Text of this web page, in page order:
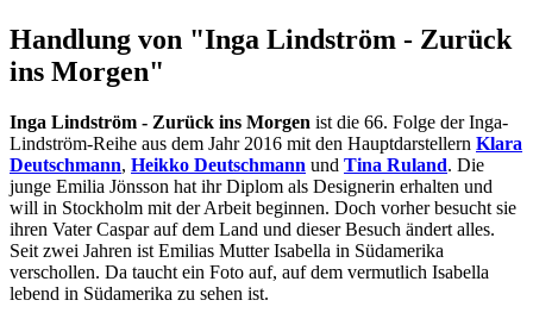
Handlung von "Inga Lindström - Zurück
ins Morgen"
Inga Lindström - Zurück ins Morgen ist die 66. Folge der Inga-
Lindström-Reihe aus dem Jahr 2016 mit den Hauptdarstellern Klara
Deutschmann, Heikko Deutschmann und Tina Ruland. Die
junge Emilia Jönsson hat ihr Diplom als Designerin erhalten und
will in Stockholm mit der Arbeit beginnen. Doch vorher besucht sie
ihren Vater Caspar auf dem Land und dieser Besuch ändert alles.
Seit zwei Jahren ist Emilias Mutter Isabella in Südamerika
verschollen. Da taucht ein Foto auf, auf dem vermutlich Isabella
lebend in Südamerika zu sehen ist.